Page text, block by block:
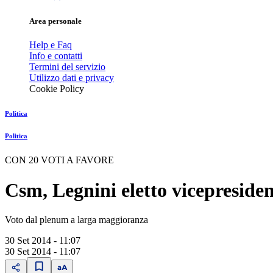
Area personale
Help e Faq
Info e contatti
Termini del servizio
Utilizzo dati e privacy
Cookie Policy
Politica
Politica
CON 20 VOTI A FAVORE
Csm, Legnini eletto
Voto dal plenum a larga maggioranza
30 Set 2014 - 11:07
30 Set 2014 - 11:07